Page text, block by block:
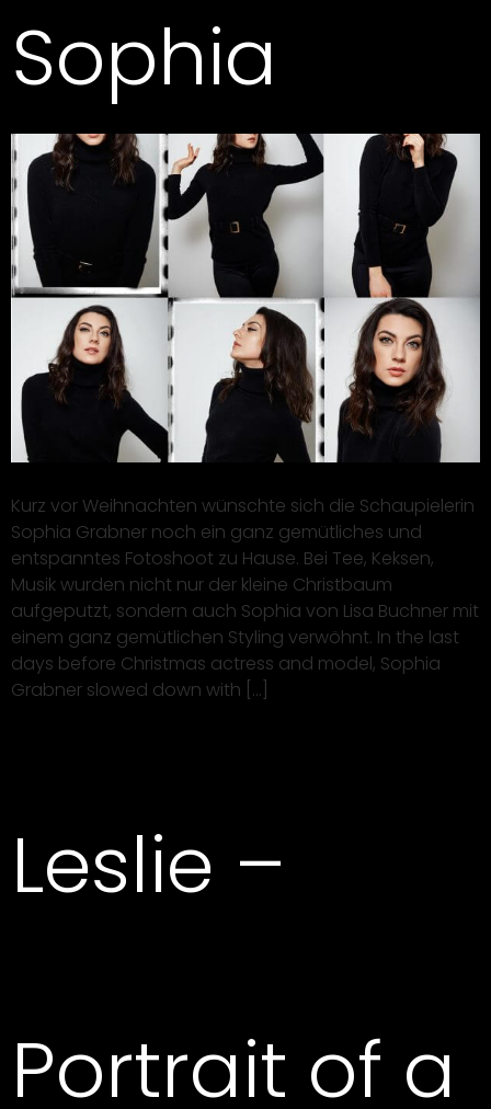
Sophia
Kurz vor Weihnachten wünschte sich die Schaupielerin
Sophia Grabner noch ein ganz gemütliches und
entspanntes Fotoshoot zu Hause. Bei Tee, Keksen,
Musik wurden nicht nur der kleine Christbaum
aufgeputzt, sondern auch Sophia von Lisa Buchner mit
einem ganz gemütlichen Styling verwöhnt. In the last
days before Christmas actress and model, Sophia
Grabner slowed down with […]
Leslie –
Portrait of a